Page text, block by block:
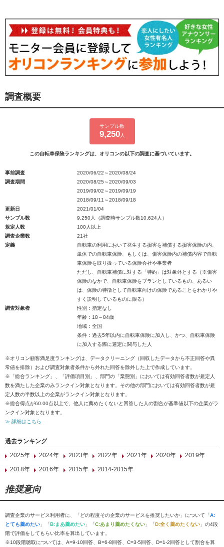
調査概要
サンプル数
9,250人
この自転車保険ランキングは、オリコンの以下の調査に基づいています。
事前調査
2020/06/22～2020/08/24
調査期間
2020/08/25～2020/09/03
2019/09/02～2019/09/19
2018/09/11～2018/09/18
更新日
2021/01/04
サンプル数
9,250人（調査時サンプル数10,624人）
規定人数
100人以上
調査企業数
21社
定義
自転車の利用において発生する損害を補償する損害保険の内、
単体での自転車保険、もしくは、傷害保険内の補償内容で自転
車保険を取り扱っている保険会社や事業者
ただし、自転車補償に対する「特約」は対象外とする（※傷害
保険のなかで、自転車保険をプランとしているもの、あるい
は、保険の特徴として自転車向けの保険であることをわかりや
すく説明しているものに限る）
調査対象者
性別：指定なし
年齢：18～84歳
地域：全国
条件：過去5年以内に自転車保険に加入し、かつ、自転車保険
に加入する際に選定に関与した人
※オリコン顧客満足度ランキングは、データクリーニング（回収したデータから不正回答や異
常値を排除）および調査対象者条件から外れた回答を除外した上で作成しています。
※「総合ランキング」、「評価項目別」、部門の「業態別」においては有効回答者数が規定人
数を満たした企業のみランクイン対象となります。その他の部門においては有効回答者数が規
定人数の半数以上の企業がランクイン対象となります。
※総合得点が60.00点以上で、他人に薦めたくないと回答した人の割合が基準値以下の企業がラ
ンクイン対象となります。
≫ 詳細はこちら
過去ランキング
2025年
2024年 2023年 2022年 2021年 2020年
2019年
2018年
2016年 2015年 2014-2015年
推奨意向
調査企業のサービス利用者に、「どの程度その企業のサービスを推奨したいか」について「A:
とても薦めたい 」「B:まあ薦めたい 」「C:あまり薦めたくない 」「D:全く薦めたくない 」の4段
階で評価をしてもらい比率を算出しています。
※10段階聴取については、A=9-10回答、B=6-8回答、C=3-5回答、D=1-2回答として割合を算